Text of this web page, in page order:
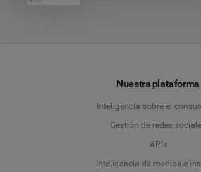
Nuestra plataforma
Inteligencia sobre el
Gestión de redes
APIs
Inteligencia de medios e